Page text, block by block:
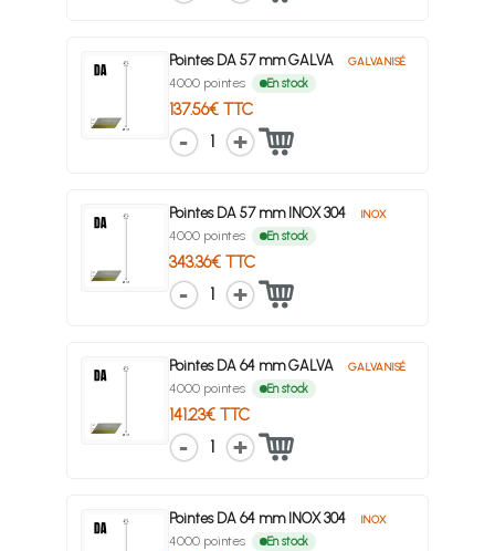
Pointes DA 57 mm GALVA GALVANISÉ
4000 pointes En stock
137.56€ TTC
1
Pointes DA 57 mm INOX 304 INOX
4000 pointes En stock
343.36€ TTC
1
Pointes DA 64 mm GALVA GALVANISÉ
4000 pointes En stock
141.23€ TTC
1
Pointes DA 64 mm INOX 304 INOX
4000 pointes En stock